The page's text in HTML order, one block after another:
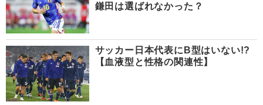
鎌田は選ばれなかった？
サッカー日本代表にB型はいない!?
【血液型と性格の関連性】